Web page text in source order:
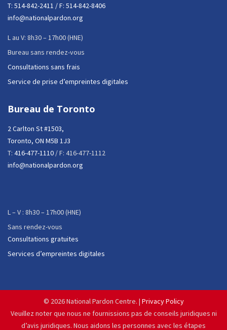
T: 514-842-2411 / F: 514-842-8406
info@nationalpardon.org
L au V: 8h30 – 17h00 (HNE)
Bureau sans rendez-vous
Consultations sans frais
Service de prise d’empreintes digitales
Bureau de Toronto
2 Carlton St #1503,
Toronto, ON M5B 1J3
T: 416-477-1110 / F: 416-477-1112
info@nationalpardon.org
L – V : 8h30 – 17h00 (HNE)
Sans rendez-vous
Consultations gratuites
Services d’empreintes digitales
© 2026 National Pardon Centre. | Privacy Policy
Veuillez noter que nous ne fournissions pas de conseils juridiques ni
d’avis juridiques. Nous aidons les personnes avec les étapes